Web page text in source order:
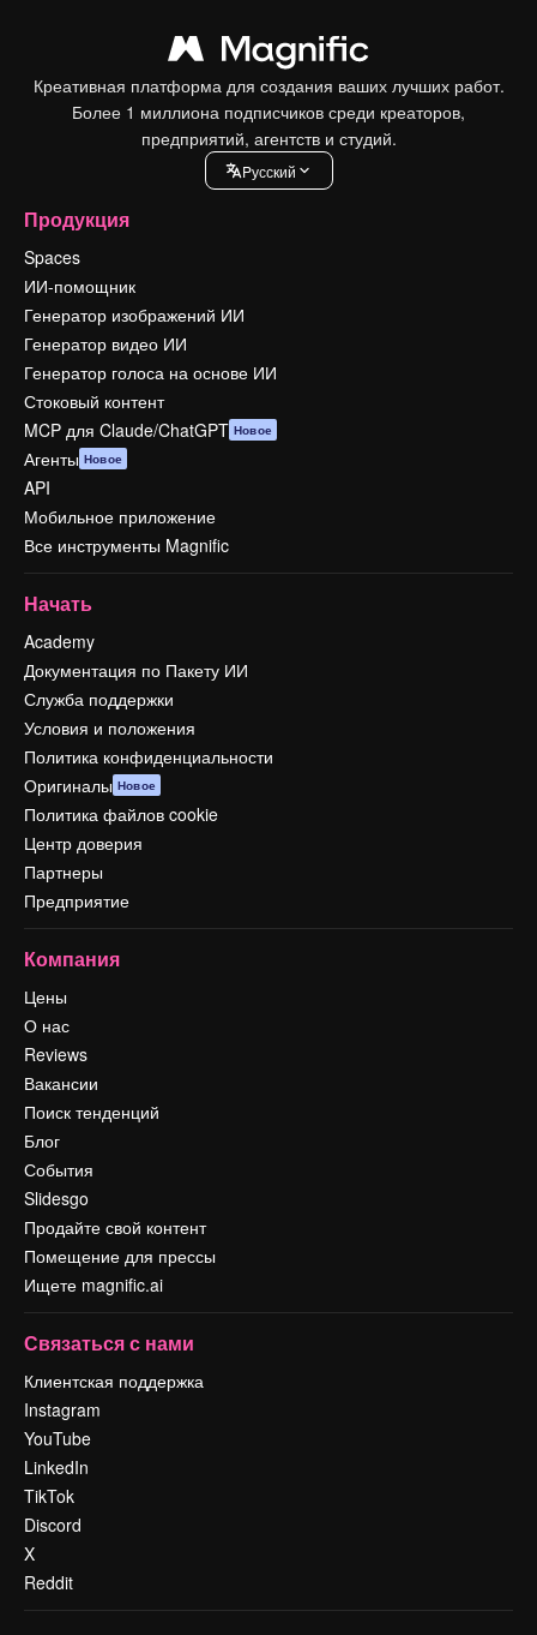
Креативная платформа для создания ваших лучших работ.
Более 1 миллиона подписчиков среди креаторов,
предприятий, агентств и студий.
Pусский
Продукция
Spaces
ИИ-помощник
Генератор изображений ИИ
Генератор видео ИИ
Генератор голоса на основе ИИ
Стоковый контент
MCP для Claude/ChatGPT Новое
Агенты Новое
API
Мобильное приложение
Все инструменты Magnific
Начать
Academy
Документация по Пакету ИИ
Служба поддержки
Условия и положения
Политика конфиденциальности
Оригиналы Новое
Политика файлов cookie
Центр доверия
Партнеры
Предприятие
Компания
Цены
О нас
Reviews
Вакансии
Поиск тенденций
Блог
События
Slidesgo
Продайте свой контент
Помещение для прессы
Ищете magnific.ai
Связаться с нами
Клиентская поддержка
Instagram
YouTube
LinkedIn
TikTok
Discord
X
Reddit